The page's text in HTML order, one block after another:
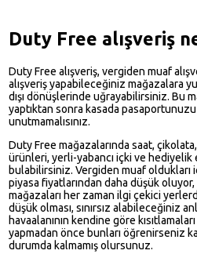
Duty Free alışveriş
Duty Free alışveriş, vergiden muaf
alışveriş yapabileceğiniz mağazalara
dışı dönüşlerinde uğrayabilirsiniz. Bu
yaptıktan sonra kasada
unutmamalısınız.
Duty Free mağazalarında saat,
ürünleri, yerli-yabancı içki ve hediyelik
bulabilirsiniz. Vergiden muaf oldukları
piyasa fiyatlarından daha düşük
mağazaları her zaman ilgi çekici
düşük olması, sınırsız alabileceğiniz
havaalanının kendine göre
yapmadan önce bunları öğrenirseniz
durumda kalmamış olursunuz.